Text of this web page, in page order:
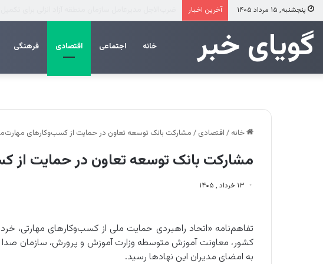
پنجشنبه, ۱۵ مرداد ۱۴۰۵ آخرین اخبار
‌‌‌گویای خبر خانه اجتماعی اقتصادی فرهنگی
خانه / اقتصادی / مشارکت بانک توسعه تعاون در حمایت از کسب‌وکارهای
مشارکت بانک توسعه تعاون در حمایت از
۱۳ خرداد , ۱۴۰۵
تفاهم‌نامه «اتحاد راهبردی حمایت ملی از کسب‌وکارهای مهارتی،
کشور، معاونت آموزش متوسطه وزارت آموزش و پرورش، سازمان صدا و
به امضای مدیران این نهادها رسید.